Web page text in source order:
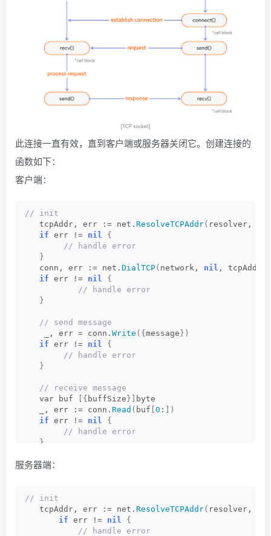
此连接一直有效，直到客户端或服务器关闭它。创建连接的
函数如下：
客户端：
// init
   tcpAddr, err := net.
ResolveTCPAddr( resolver,
if err != nil
{
// handle error
}
   conn, err := net.
DialTCP( network, nil , tcpAddr
if err != nil
{
// handle error
}
// send message
    _, err = conn.
Write ({message})
if err != nil
{
// handle error
}
// receive message
   var buf
[{ buffSize}] byte
   _, err := conn.
Read ( buf [0 : ])
if err != nil
{
// handle error
}
服务器端：
// init
   tcpAddr, err := net.
ResolveTCPAddr( resolver,
if err != nil
{
// handle error